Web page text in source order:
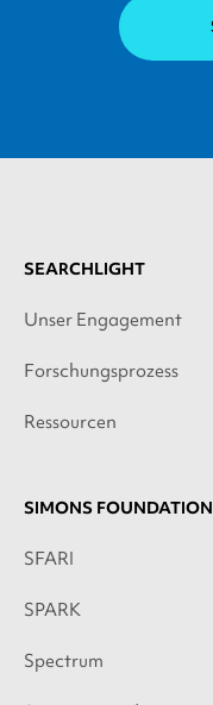
SEARCHLIGHT
Unser Engagement
Forschungsprozess
Ressourcen
SIMONS FOUNDATION
SFARI
SPARK
Spectrum